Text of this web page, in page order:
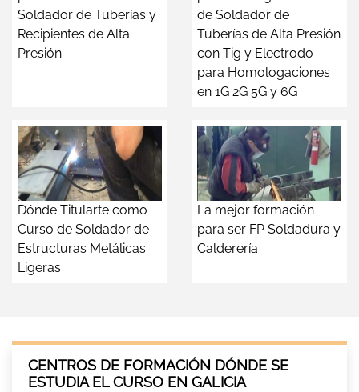
Soldador de Tuberías y
Recipientes de Alta
Presión
de Soldador de
Tuberías de Alta Presión
con Tig y Electrodo
para Homologaciones
en 1G 2G 5G y 6G
Dónde Titularte como
Curso de Soldador de
Estructuras Metálicas
Ligeras
La mejor formación
para ser FP Soldadura y
Calderería
CENTROS DE FORMACIÓN DÓNDE SE
ESTUDIA EL CURSO EN GALICIA